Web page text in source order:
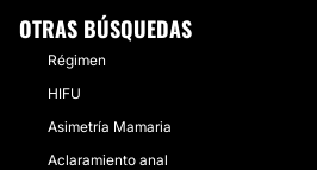
OTRAS BÚSQUEDAS
Régimen
HIFU
Asimetría Mamaria
Aclaramiento anal